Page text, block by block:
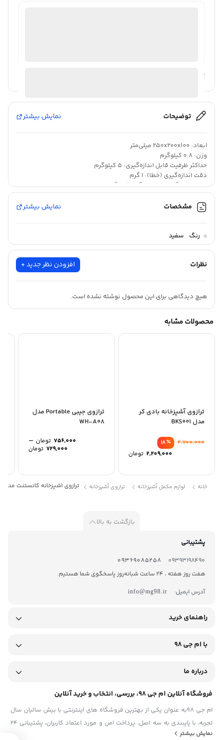
آیا قیمت مناسب تری سراغ دارید؟
توضیحات نمایش بیشتر
ابعاد: 250x200x100 میلی‌متر
وزن: 0.8 کیلوگرم
حداکثر ظرفیت قابل اندازه‌گیری: 5 کیلوگرم
دقت اندازه‌گیری (خطا): 1 گرم
واحد اندازه‌گیری: اونس, گرم, کیلوگرم
بدون توضیحات
مشخصات نمایش بیشتر
رنگ سفید
نظرات افزودن نظر جدید +
هیچ دیدگاهی برای این محصول نوشته نشده است.
محصولات مشابه
ترازوی آشپزخانه بادی کر
مدل BKS001
٪18
2,700,000
2,209,000 تومان
ترازوی جیبی Portable مدل
WH-A08
756,000 تومان –
729,000 تومانPrice
through
خانه لوازم مکمل آشپزخانه ترازوی آشپزخانه ترازوی آشپزخانه کانستنت مدل 14192-2018B
بازگشت به بالا
پشتیبانی
09393198490
09369085258
هفت روز هفته ، 24 ساعت شبانه‌روز پاسخگوی شما هستیم.
آدرس ایمیل:
info@mg98.ir
راهنمای خرید
با ام جی 98
درباره ما
فروشگاه آنلاین ام جی 98، بررسی، انتخاب و خرید آنلاین
ام جی 98به عنوان یکی از بهترین فروشگاه های اینترنتی با بیش سالیان سال
تجربه، با پایبندی به سه اصل، پرداخت امن و مورد اعتماد کاربران، پشتیبانی 24
ساعته و تضمین اصل‌بودن کالا موفق شده تا همگام با فروشگاه‌های معتبر
نمایش بیشتر